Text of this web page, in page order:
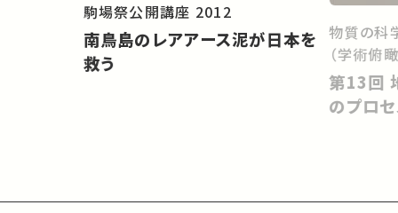
駒場祭公開講座 2012
南鳥島のレアアース泥が日本を
救う
物質の科
（学術俯
第13回 地球環境を維持するため
のプロ